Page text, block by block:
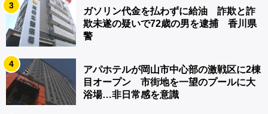
3
ガソリン代金を払わずに給油 詐欺と詐
欺未遂の疑いで72歳の男を逮捕 香川県
警
4
アパホテルが岡山市中心部の激戦区に2棟
目オープン 市街地を一望のプールに大
浴場…非日常感を意識